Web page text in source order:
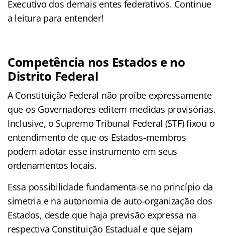
Executivo dos demais entes federativos. Continue
a leitura para entender!
Competência nos Estados e no
Distrito Federal
A Constituição Federal não proíbe expressamente
que os Governadores editem medidas provisórias.
Inclusive, o Supremo Tribunal Federal (STF) fixou o
entendimento de que os Estados-membros
podem adotar esse instrumento em seus
ordenamentos locais.
Essa possibilidade fundamenta-se no princípio da
simetria e na autonomia de auto-organização dos
Estados, desde que haja previsão expressa na
respectiva Constituição Estadual e que sejam